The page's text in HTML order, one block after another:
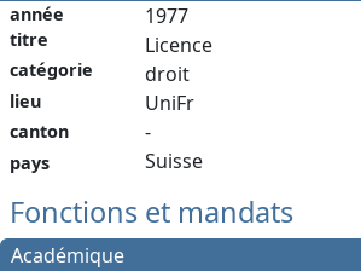
année
titre
catégorie
lieu
canton
pays
1977
Licence
droit
UniFr
-
Suisse
Fonctions et mandats
Académique